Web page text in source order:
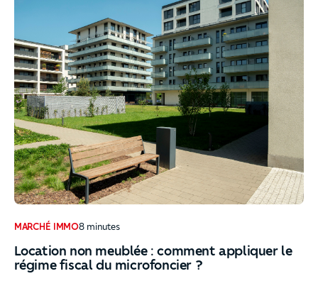
MARCHÉ IMMO8 minutes
Location non meublée : comment appliquer le
régime fiscal du microfoncier ?